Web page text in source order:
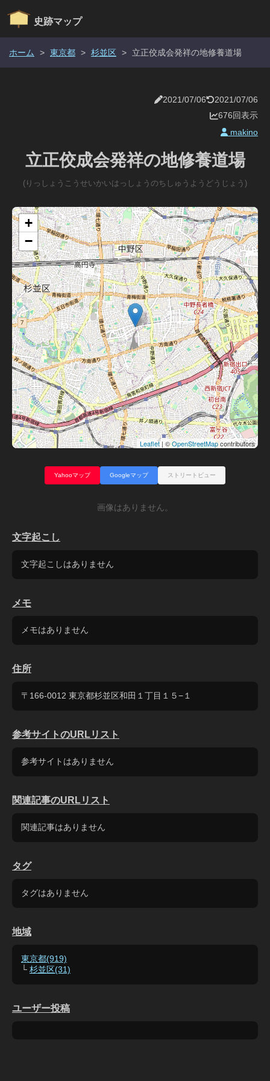
史跡マップ
ホーム > 東京都 > 杉並区 > 立正佼成会発祥の地修養道場
2021/07/06
2021/07/06
676回表示
makino
立正佼成会発祥の地修養道場
(りっしょうこうせいかいはっしょうのちしゅうようどうじょう)
+
−
Leaflet| ©OpenStreetMapcontributors
Yahooマップ Googleマップ ストリートビュー
画像はありません。
文字起こし
文字起こしはありません
メモ
メモはありません
住所
〒166-0012 東京都杉並区和田１丁目１５−１
参考サイトのURLリスト
参考サイトはありません
関連記事のURLリスト
関連記事はありません
タグ
タグはありません
地域
東京都(919)
└ 杉並区(31)
ユーザー投稿